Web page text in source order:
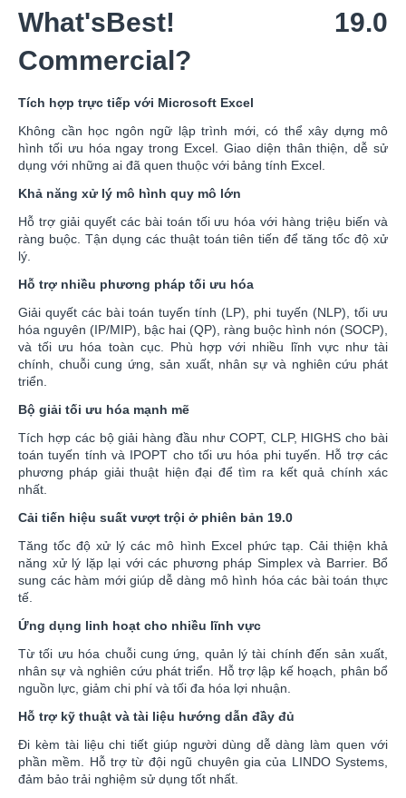
What'sBest! 19.0
Commercial?
Tích hợp trực tiếp với Microsoft Excel
Không cần học ngôn ngữ lập trình mới, có thể xây dựng mô
hình tối ưu hóa ngay trong Excel. Giao diện thân thiện, dễ sử
dụng với những ai đã quen thuộc với bảng tính Excel.
Khả năng xử lý mô hình quy mô lớn
Hỗ trợ giải quyết các bài toán tối ưu hóa với hàng triệu biến và
ràng buộc. Tận dụng các thuật toán tiên tiến để tăng tốc độ xử
lý.
Hỗ trợ nhiều phương pháp tối ưu hóa
Giải quyết các bài toán tuyến tính (LP), phi tuyến (NLP), tối ưu
hóa nguyên (IP/MIP), bậc hai (QP), ràng buộc hình nón (SOCP),
và tối ưu hóa toàn cục. Phù hợp với nhiều lĩnh vực như tài
chính, chuỗi cung ứng, sản xuất, nhân sự và nghiên cứu phát
triển.
Bộ giải tối ưu hóa mạnh mẽ
Tích hợp các bộ giải hàng đầu như COPT, CLP, HIGHS cho bài
toán tuyến tính và IPOPT cho tối ưu hóa phi tuyến. Hỗ trợ các
phương pháp giải thuật hiện đại để tìm ra kết quả chính xác
nhất.
Cải tiến hiệu suất vượt trội ở phiên bản 19.0
Tăng tốc độ xử lý các mô hình Excel phức tạp. Cải thiện khả
năng xử lý lặp lại với các phương pháp Simplex và Barrier. Bổ
sung các hàm mới giúp dễ dàng mô hình hóa các bài toán thực
tế.
Ứng dụng linh hoạt cho nhiều lĩnh vực
Từ tối ưu hóa chuỗi cung ứng, quản lý tài chính đến sản xuất,
nhân sự và nghiên cứu phát triển. Hỗ trợ lập kế hoạch, phân bổ
nguồn lực, giảm chi phí và tối đa hóa lợi nhuận.
Hỗ trợ kỹ thuật và tài liệu hướng dẫn đầy đủ
Đi kèm tài liệu chi tiết giúp người dùng dễ dàng làm quen với
phần mềm. Hỗ trợ từ đội ngũ chuyên gia của LINDO Systems,
đảm bảo trải nghiệm sử dụng tốt nhất.